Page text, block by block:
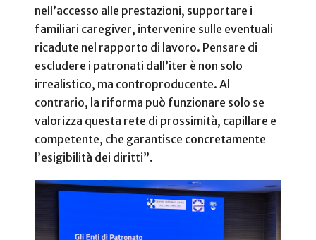
nell’accesso alle prestazioni, supportare i
familiari caregiver, intervenire sulle eventuali
ricadute nel rapporto di lavoro. Pensare di
escludere i patronati dall’iter è non solo
irrealistico, ma controproducente. Al
contrario, la riforma può funzionare solo se
valorizza questa rete di prossimità, capillare e
competente, che garantisce concretamente
l’esigibilità dei diritti”.